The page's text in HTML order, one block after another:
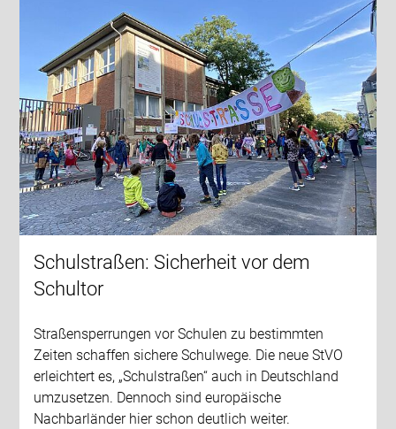
Schulstraßen: Sicherheit vor dem
Schultor
Straßensperrungen vor Schulen zu bestimmten
Zeiten schaffen sichere Schulwege. Die neue StVO
erleichtert es, „Schulstraßen“ auch in Deutschland
umzusetzen. Dennoch sind europäische
Nachbarländer hier schon deutlich weiter.